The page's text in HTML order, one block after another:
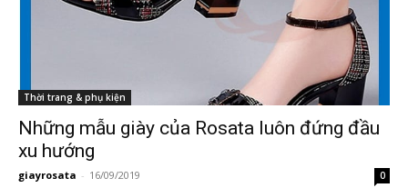
Thời trang & phụ kiện
Những mẫu giày của Rosata luôn đứng đầu
xu hướng
giayrosata - 16/09/2019 0